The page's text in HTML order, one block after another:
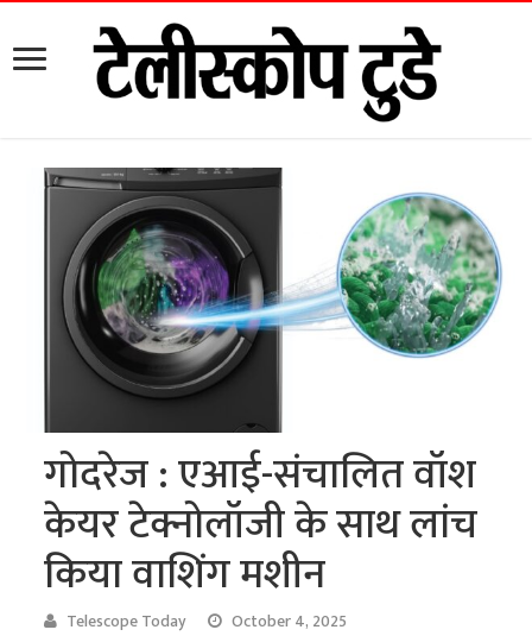
गोदरेज : एआई-संचालित वॉश
केयर टेक्नोलॉजी के साथ लांच
किया वाशिंग मशीन
Telescope Today October 4, 2025